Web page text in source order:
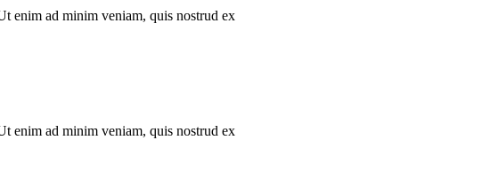
enim ad minim veniam, quis nostrud ex
enim ad minim veniam, quis nostrud ex